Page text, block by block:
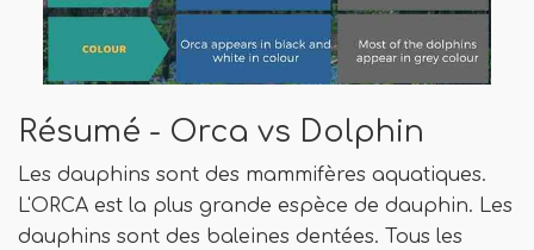
Résumé - Orca vs Dolphin
Les dauphins sont des mammifères aquatiques.
L'ORCA est la plus grande espèce de dauphin. Les
dauphins sont des baleines dentées. Tous les